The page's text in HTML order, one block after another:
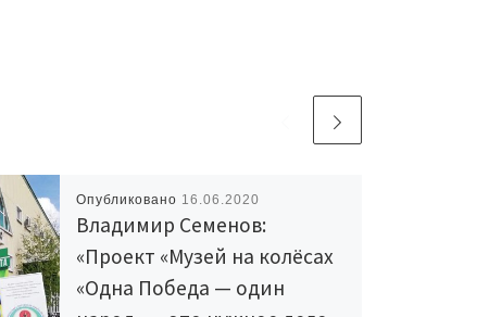
Опубликовано 16.06.2020
Владимир Семенов:
«Проект «Музей на колёсах
«Одна Победа — один